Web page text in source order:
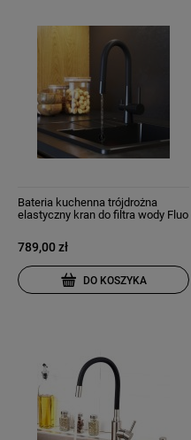
Bateria kuchenna trójdrożna
elastyczny kran do filtra wody Fluo
789,00 zł
DO KOSZYKA